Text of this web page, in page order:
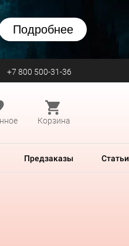
Подробнее
+7 800 500-31-36
Корзина
Предзаказы Статьи